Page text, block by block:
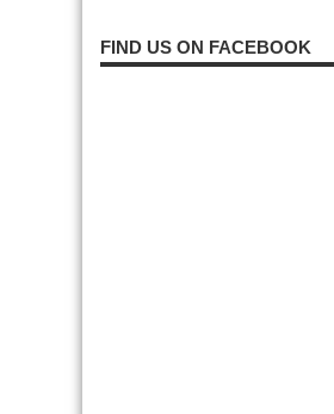
FIND US ON FACEBOOK